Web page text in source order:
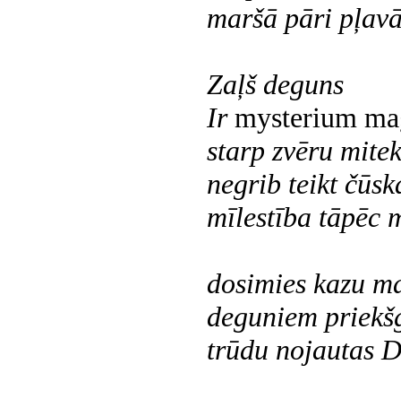
maršā pāri
Zaļš deguns
Irmysterium
starp zvēru
negrib teikt
mīlestība tāpēc
dosimies kazu
deguniem
trūdu nojautas